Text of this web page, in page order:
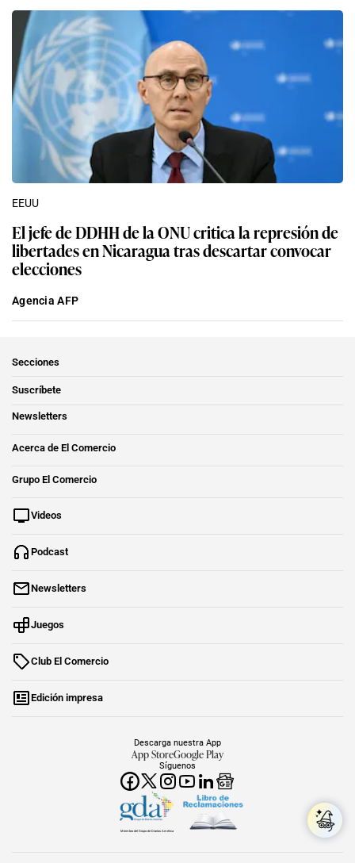
EEUU
El jefe de DDHH de la ONU critica la represión de
libertades en Nicaragua tras descartar convocar
elecciones
Agencia AFP
Secciones
Suscríbete
Newsletters
Acerca de El Comercio
Grupo El Comercio
Videos
Podcast
Newsletters
Juegos
Club El Comercio
Edición impresa
Síguenos
Descarga nuestra App
App StoreGoogle Play
Miembro del Grupo de Diarios América